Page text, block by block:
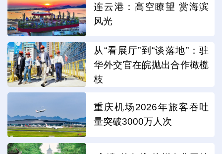
连云港：高空瞭望 赏海滨
风光
从“看展厅”到“谈落地”：驻
华外交官在皖抛出合作橄榄
枝
重庆机场2026年旅客吞吐
量突破3000万人次